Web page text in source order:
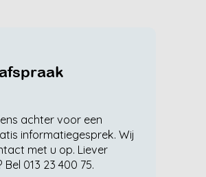
achter voor een
informatiegesprek. Wij
met u op. Liever
013 23 400 75.